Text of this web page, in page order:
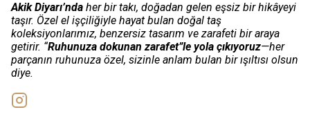
Akik Diyarı’nda her bir takı, doğadan gelen eşsiz bir hikâyeyi
taşır. Özel el işçiliğiyle hayat bulan doğal taş
koleksiyonlarımız, benzersiz tasarım ve zarafeti bir araya
getirir. “Ruhunuza dokunan zarafet”le yola çıkıyoruz—her
parçanın ruhunuza özel, sizinle anlam bulan bir ışıltısı olsun
diye.